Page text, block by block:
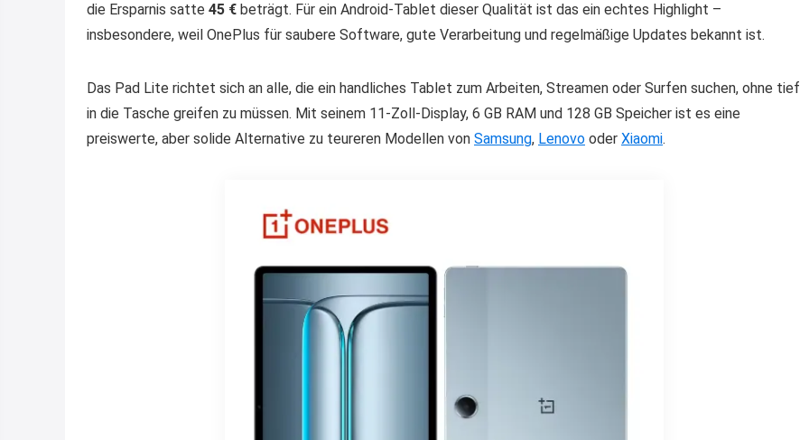
die Ersparnis satte 45 € beträgt. Für ein Android-Tablet dieser Qualität ist das ein echtes Highlight –
insbesondere, weil OnePlus für saubere Software, gute Verarbeitung und regelmäßige Updates bekannt ist.
Das Pad Lite richtet sich an alle, die ein handliches Tablet zum Arbeiten, Streamen oder Surfen suchen, ohne tief
in die Tasche greifen zu müssen. Mit seinem 11-Zoll-Display, 6 GB RAM und 128 GB Speicher ist es eine
preiswerte, aber solide Alternative zu teureren Modellen von Samsung, Lenovo oder Xiaomi.